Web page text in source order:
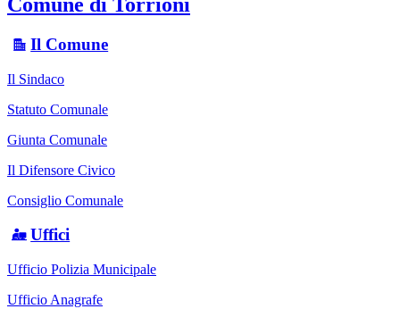
Il Comune
Il Sindaco
Statuto Comunale
Giunta Comunale
Il Difensore Civico
Consiglio Comunale
Uffici
Ufficio Polizia Municipale
Ufficio Anagrafe